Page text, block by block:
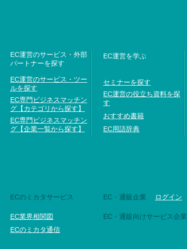
EC運営のサービス・外部
パートナーを探す
EC運営のサービス・ツー
ルを探す
EC専門ビジネスマッチン
グ【カテゴリから探す】
EC専門ビジネスマッチン
グ【企業一覧から探す】
EC運営を学ぶ
セミナーを探す
EC運営の役立ち資料を探
す
おすすめ書籍
EC用語辞典
ECのミカタサービス
EC業界相関図
ECのミカタ通信
EC・通販企業 ログイン
EC・通販向けサービス企業